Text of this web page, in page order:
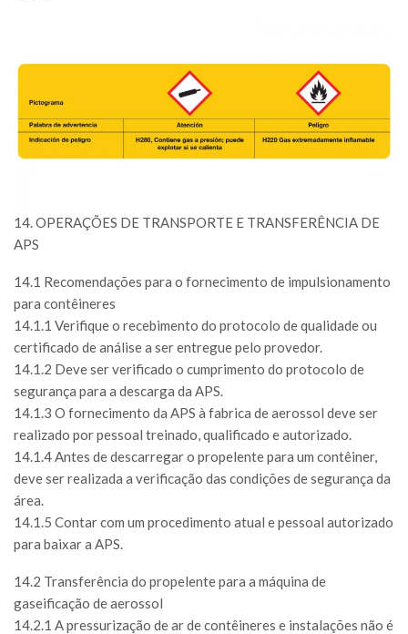
14. OPERAÇÕES DE TRANSPORTE E TRANSFERÊNCIA DE
APS
14.1 Recomendações para o fornecimento de impulsionamento
para contêineres
14.1.1 Verifique o recebimento do protocolo de qualidade ou
certificado de análise a ser entregue pelo provedor.
14.1.2 Deve ser verificado o cumprimento do protocolo de
segurança para a descarga da APS.
14.1.3 O fornecimento da APS à fabrica de aerossol deve ser
realizado por pessoal treinado, qualificado e autorizado.
14.1.4 Antes de descarregar o propelente para um contêiner,
deve ser realizada a verificação das condições de segurança da
área.
14.1.5 Contar com um procedimento atual e pessoal autorizado
para baixar a APS.
14.2 Transferência do propelente para a máquina de
gaseificação de aerossol
14.2.1 A pressurização de ar de contêineres e instalações não é